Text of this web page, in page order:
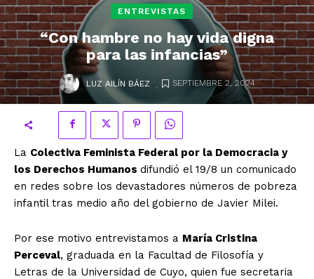
ENTREVISTAS
“Con hambre no hay vida digna
para las infancias”
LUZ AILÍN BÁEZ . SEPTIEMBRE 2, 2024
La Colectiva Feminista Federal por la Democracia y
los Derechos Humanos difundió el 19/8 un comunicado
en redes sobre los devastadores números de pobreza
infantil tras medio año del gobierno de Javier Milei.
Por ese motivo entrevistamos a María Cristina
Perceval, graduada en la Facultad de Filosofía y
Letras de la Universidad de Cuyo, quien fue secretaria